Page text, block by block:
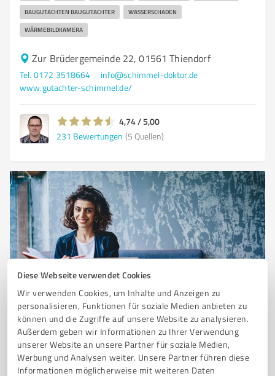
Diese Webseite verwendet Cookies
Wir verwenden Cookies, um Inhalte und Anzeigen zu
personalisieren, Funktionen für soziale Medien anbieten zu
können und die Zugriffe auf unsere Website zu analysieren.
Außerdem geben wir Informationen zu Ihrer Verwendung
unserer Website an unsere Partner für soziale Medien,
Werbung und Analysen weiter. Unsere Partner führen diese
Informationen möglicherweise mit weiteren Daten
BAUGUTACHTEN BAUGUTACHTER WASSERSCHADEN
WÄRMEBILDKAMERA
Zur Brüdergemeinde 22, 01561 Thiendorf
Tel. 0172 3518664
info@schimmel-doktor.de
www.gutachter-schimmel.de/
4,74 / 5,00
231 Bewertungen (5 Quellen)
Sie möchten auch hier gelistet werden?
Registrieren Sie sich jetzt und werden Sie ein von
Kunden empfohlener ProvenExpert!